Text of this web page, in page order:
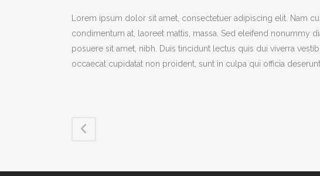
Lorem ipsum dolor sit amet, consectetuer adipiscing elit. Nam
condimentum at, laoreet mattis, massa. Sed eleifend nonummy
posuere sit amet, nibh. Duis tincidunt lectus quis dui viverra
occaecat cupidatat non proident, sunt in culpa qui officia